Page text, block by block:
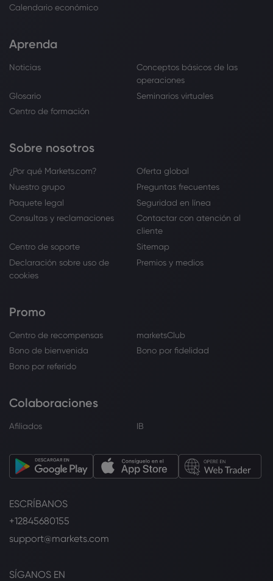
Calendario económico
Aprenda
Noticias
Conceptos básicos de las
operaciones
Glosario
Seminarios virtuales
Centro de formación
Sobre nosotros
¿Por qué Markets.com?
Oferta global
Nuestro grupo
Preguntas frecuentes
Paquete legal
Seguridad en línea
Consultas y reclamaciones
Contactar con atención al
cliente
Centro de soporte
Sitemap
Declaración sobre uso de
cookies
Premios y medios
Promo
Centro de recompensas
marketsClub
Bono de bienvenida
Bono por fidelidad
Bono por referido
Colaboraciones
Afiliados IB
ESCRÍBANOS
+12845680155
support@markets.com
SÍGANOS EN